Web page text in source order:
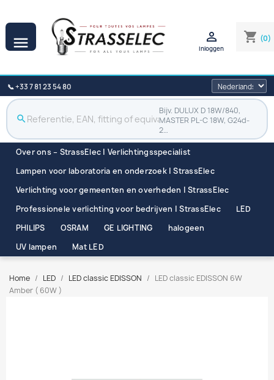
 shopping_cart (0)

Inloggen
📞 +33 7 81 23 54 80
search
Bijv. DULUX D 18W/840,
MASTER PL-C 18W, G24d-
2…
Over ons – StrassElec | Verlichtingsspecialist
Lampen voor laboratoria en onderzoek | StrassElec
Verlichting voor gemeenten en overheden | StrassElec
Professionele verlichting voor bedrijven | StrassElec
LED
PHILIPS
OSRAM GE LIGHTING
halogeen
UV lampen
Mat LED
Home LED LED classic EDISSON
LED classic EDISSON 6W
Amber ( 60W )